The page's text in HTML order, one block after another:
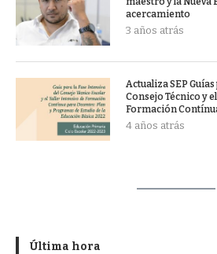
acercamiento
3 años atrás
Actualiza SEP
Consejo Técnico y
Formación
4 años atrás
Última hora